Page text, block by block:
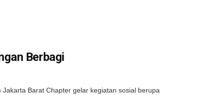
Berbagi
Barat Chapter gelar kegiatan sosial berupa